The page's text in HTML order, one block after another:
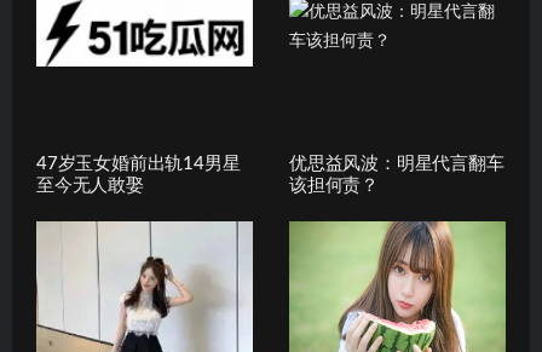
47岁玉女婚前出轨14男星
至今无人敢娶
优思益风波：明星代言翻车
该担何责？